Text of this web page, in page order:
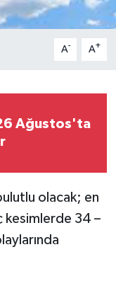
A- A+
Ağustos'ta
olacak; en
kesimlerde 34 –